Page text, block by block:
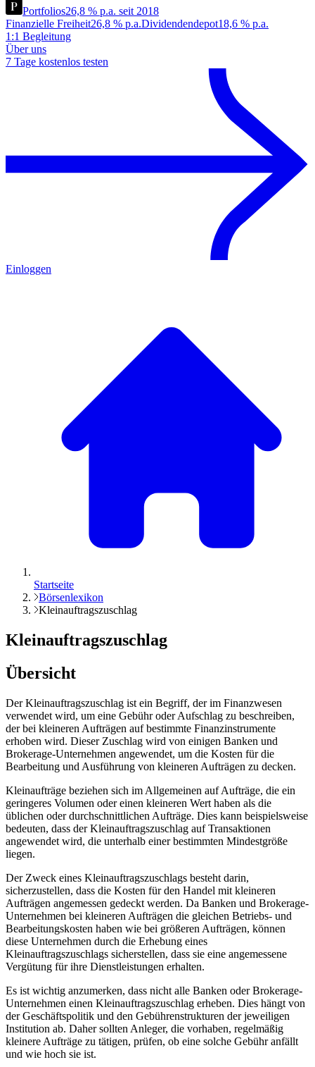
Portfolios26,8 % p.a. seit 2018
Finanzielle Freiheit26,8 % p.a.Dividendendepot18,6 % p.a.
1:1 Begleitung
Über uns
7 Tage kostenlos testen
Einloggen
Startseite
Börsenlexikon
Kleinauftragszuschlag
Kleinauftragszuschlag
Übersicht
Der Kleinauftragszuschlag ist ein Begriff, der im Finanzwesen
verwendet wird, um eine Gebühr oder Aufschlag zu beschreiben,
der bei kleineren Aufträgen auf bestimmte Finanzinstrumente
erhoben wird. Dieser Zuschlag wird von einigen Banken und
Brokerage-Unternehmen angewendet, um die Kosten für die
Bearbeitung und Ausführung von kleineren Aufträgen zu decken.
Kleinaufträge beziehen sich im Allgemeinen auf Aufträge, die ein
geringeres Volumen oder einen kleineren Wert haben als die
üblichen oder durchschnittlichen Aufträge. Dies kann beispielsweise
bedeuten, dass der Kleinauftragszuschlag auf Transaktionen
angewendet wird, die unterhalb einer bestimmten Mindestgröße
liegen.
Der Zweck eines Kleinauftragszuschlags besteht darin,
sicherzustellen, dass die Kosten für den Handel mit kleineren
Aufträgen angemessen gedeckt werden. Da Banken und Brokerage-
Unternehmen bei kleineren Aufträgen die gleichen Betriebs- und
Bearbeitungskosten haben wie bei größeren Aufträgen, können
diese Unternehmen durch die Erhebung eines
Kleinauftragszuschlags sicherstellen, dass sie eine angemessene
Vergütung für ihre Dienstleistungen erhalten.
Es ist wichtig anzumerken, dass nicht alle Banken oder Brokerage-
Unternehmen einen Kleinauftragszuschlag erheben. Dies hängt von
der Geschäftspolitik und den Gebührenstrukturen der jeweiligen
Institution ab. Daher sollten Anleger, die vorhaben, regelmäßig
kleinere Aufträge zu tätigen, prüfen, ob eine solche Gebühr anfällt
und wie hoch sie ist.